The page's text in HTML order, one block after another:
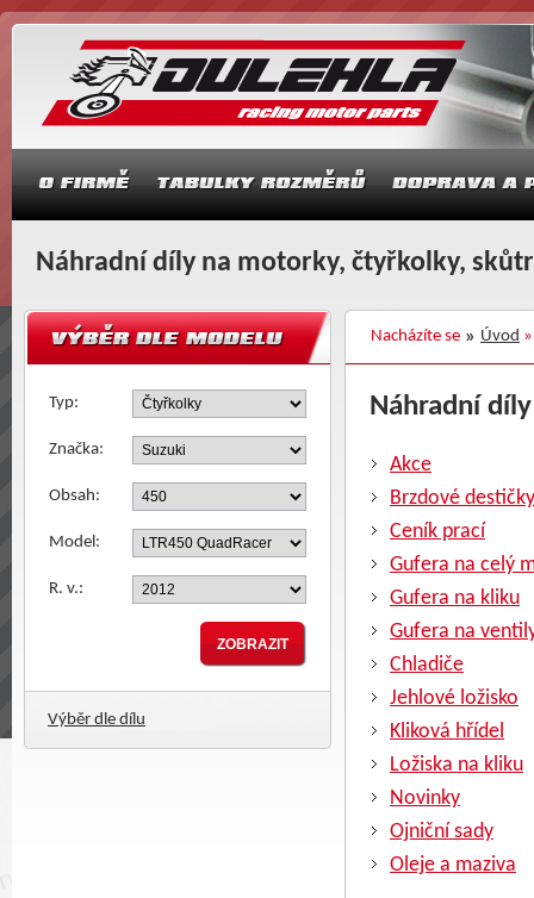
Náhradní díly na motorky, čtyřkolky,
Nacházíte se Úvod
Typ:
Značka:
Obsah:
Model:
R. v.:
Výběr dle dílu
Náhradní
Akce
Brzdové destičky
Ceník prací
Gufera na celý
Gufera na kliku
Gufera na
Chladiče
Jehlové ložisko
Kliková hřídel
Ložiska na kliku
Novinky
Ojniční sady
Oleje a maziva